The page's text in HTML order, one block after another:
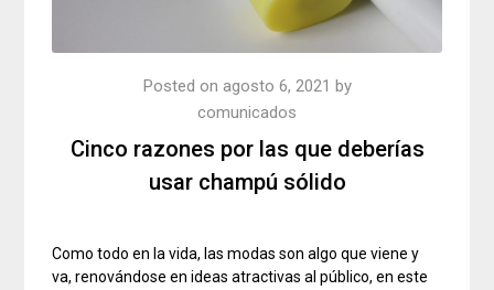
Cinco razones por las que deberías
usar champú sólido
Posted on agosto 6, 2021 by
comunicados
Como todo en la vida, las modas son algo que viene y
va, renovándose en ideas atractivas al público, en este